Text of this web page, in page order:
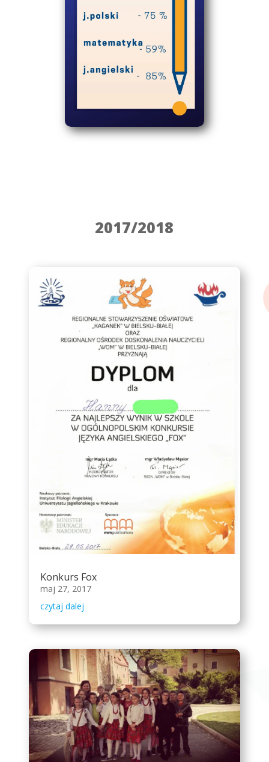
2017/2018
Konkurs Fox
maj 27, 2017
czytaj dalej